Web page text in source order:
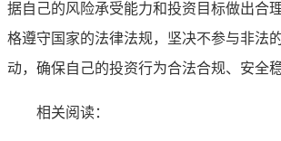
据自己的风险承受能力和投资目标做出合
格遵守国家的法律法规，坚决不参与非法
动，确保自己的投资行为合法合规、安全稳
相关阅读：